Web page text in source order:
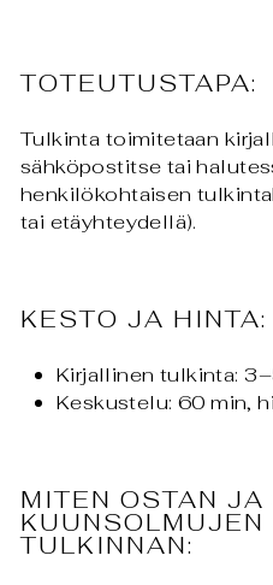
TOTEUTUSTAPA:
Tulkinta toimitetaan
sähköpostitse tai
henkilökohtaisen
tai etäyhteydellä).
KESTO JA HINTA:
Kirjallinen tulkinta:
Keskustelu: 60 min,
MITEN OSTAN JA
KUUNSOLMUJEN
TULKINNAN: